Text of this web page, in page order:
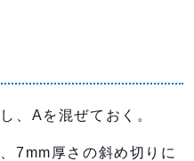
、Aを混ぜておく。
7mm厚さの斜め切りに